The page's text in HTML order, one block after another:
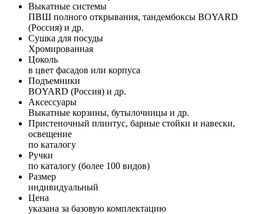
Выкатные системы
ПВШ полного открывания, тандембоксы BOYARD
(Россия) и др.
Сушка для посуды
Хромированная
Цоколь
в цвет фасадов или корпуса
Подъемники
BOYARD (Россия) и др.
Аксессуары
Выкатные корзины, бутылочницы и др.
Пристеночный плинтус, барные стойки и навески,
освещение
по каталогу
Ручки
по каталогу (более 100 видов)
Размер
индивидуальный
Цена
указана за базовую комплектацию